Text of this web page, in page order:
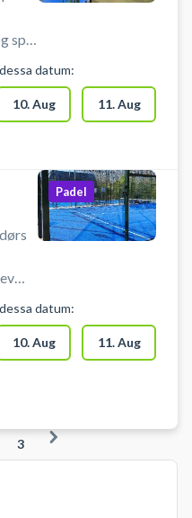
spil
6
af
datum:
10. Aug 11. Aug
tæt
Padel
datum:
10. Aug 11. Aug
3